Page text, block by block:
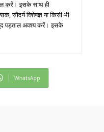
करें। इसके साथ ही
सौंदर्य विशेषज्ञ या किसी भी
पड़ताल अवश्य करें। इसके
WhatsApp